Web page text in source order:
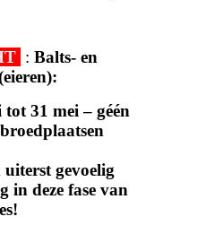
: Balts- en
31 mei – géén
gevoelig
in deze fase van